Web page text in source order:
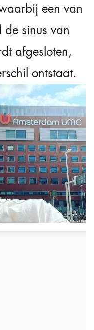
een van
de sinus van
afgesloten,
ontstaat.